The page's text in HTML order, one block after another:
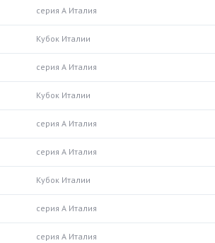
серия А Италия
Кубок Италии
серия А Италия
Кубок Италии
серия А Италия
серия А Италия
Кубок Италии
серия А Италия
серия А Италия